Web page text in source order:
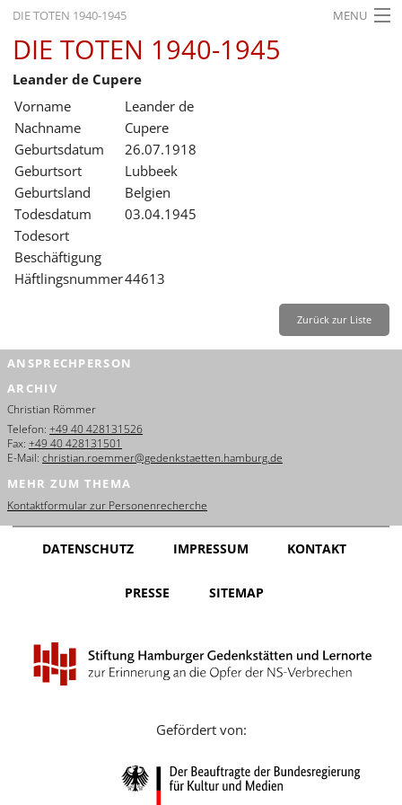
DIE TOTEN 1940-1945 MENU
STARTSEITE
AKTUELLES
AUSSTELLUNGEN
GESCHICHTE
BILDUNG
FORSCHUNG
SERVICE
Français
Dansk
Español
Nederlands
Português
Русский
Leichte Sprache
DIE TOTEN 1940-1945
Leander de Cupere
Vorname
Leander de
Nachname
Cupere
Geburtsdatum
26.07.1918
Geburtsort
Lubbeek
Geburtsland
Belgien
Todesdatum
03.04.1945
Todesort
Beschäftigung
Häftlingsnummer44613
Zurück zur Liste
ANSPRECHPERSON
ARCHIV
Christian Römmer
Telefon: +49 40 428131526
Fax: +49 40 428131501
E-Mail: christian.roemmer@gedenkstaetten.hamburg.de
MEHR ZUM THEMA
Kontaktformular zur Personenrecherche
DATENSCHUTZ IMPRESSUM KONTAKT
PRESSE SITEMAP
Gefördert von: